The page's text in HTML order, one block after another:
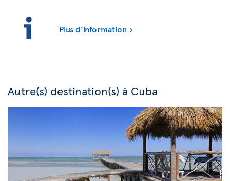
Plus d'information
Autre(s) destination(s) à Cuba